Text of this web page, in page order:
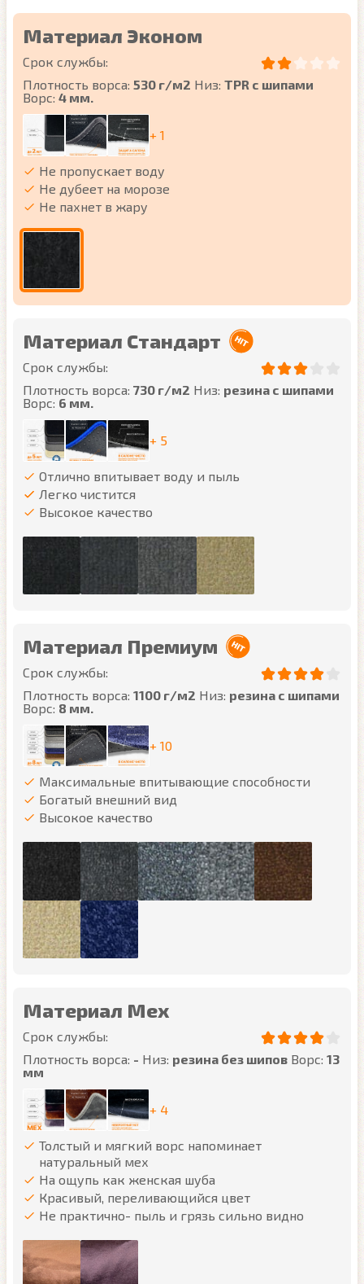
Материал Эконом
Срок службы:
Плотность ворса: 530 г/м2 Низ: TPR с шипами
Ворс: 4 мм.
+ 1
Не пропускает воду
Не дубеет на морозе
Не пахнет в жару
Материал Стандарт
Срок службы:
Плотность ворса: 730 г/м2 Низ: резина с шипами
Ворс: 6 мм.
+ 5
Отлично впитывает воду и пыль
Легко чистится
Высокое качество
Материал Премиум
Срок службы:
Плотность ворса: 1100 г/м2 Низ: резина с шипами
Ворс: 8 мм.
+ 10
Максимальные впитывающие способности
Богатый внешний вид
Высокое качество
Материал Мех
Срок службы:
Плотность ворса: - Низ: резина без шипов Ворс: 13
мм
+ 4
Толстый и мягкий ворс напоминает
натуральный мех
На ощупь как женская шуба
Красивый, переливающийся цвет
Не практично- пыль и грязь сильно видно